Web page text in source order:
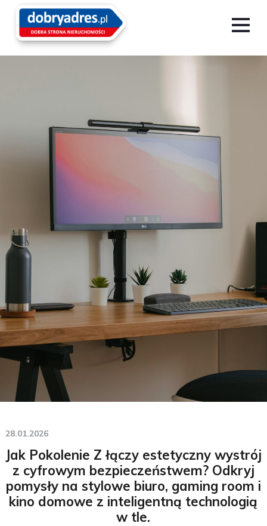
28.01.2026
Jak Pokolenie Z łączy estetyczny wystrój
z cyfrowym bezpieczeństwem? Odkryj
pomysły na stylowe biuro, gaming room i
kino domowe z inteligentną technologią
w tle.